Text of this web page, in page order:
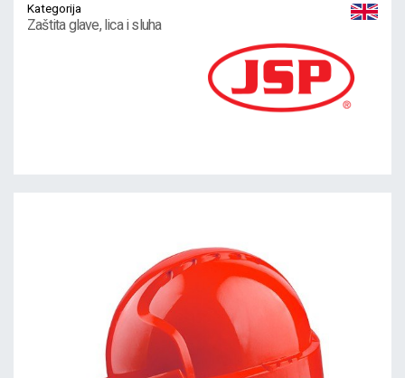
Kategorija
Zaštita glave, lica i sluha